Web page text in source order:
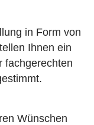
in Form von
Ihnen ein
fachgerechten
Wünschen